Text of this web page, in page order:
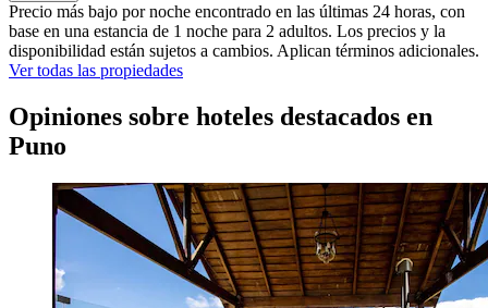
Precio más bajo por noche encontrado en las últimas 24 horas, con
base en una estancia de 1 noche para 2 adultos. Los precios y la
disponibilidad están sujetos a cambios. Aplican términos adicionales.
Ver todas las propiedades
Opiniones sobre hoteles destacados en
Puno